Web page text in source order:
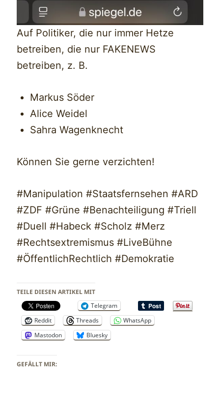
Auf Politiker, die nur immer Hetze
betreiben, die nur FAKENEWS
betreiben, z. B.
Markus Söder
Alice Weidel
Sahra Wagenknecht
Können Sie gerne verzichten!
#Manipulation #Staatsfernsehen #ARD
#ZDF #Grüne #Benachteiligung #Triell
#Duell #Habeck #Scholz #Merz
#Rechtsextremismus #LiveBühne
#ÖffentlichRechtlich #Demokratie
TEILE DIESEN ARTIKEL MIT
Telegram
Reddit
Threads
WhatsApp
Mastodon
Bluesky
GEFÄLLT MIR: